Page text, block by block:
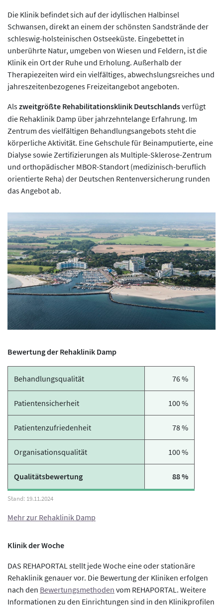
Die Klinik befindet sich auf der idyllischen Halbinsel
Schwansen, direkt an einem der schönsten Sandstrände der
schleswig-holsteinischen Ostseeküste. Eingebettet in
unberührte Natur, umgeben von Wiesen und Feldern, ist die
Klinik ein Ort der Ruhe und Erholung. Außerhalb der
Therapiezeiten wird ein vielfältiges, abwechslungsreiches und
jahreszeitenbezogenes Freizeitangebot angeboten.
Alszweitgrößte Rehabilitationsklinik Deutschlandsverfügt
die Rehaklinik Damp über jahrzehntelange Erfahrung. Im
Zentrum des vielfältigen Behandlungsangebots steht die
körperliche Aktivität. Eine Gehschule für Beinamputierte, eine
Dialyse sowie Zertifizierungen als Multiple-Sklerose-Zentrum
und orthopädischer MBOR-Standort (medizinisch-beruflich
orientierte Reha) der Deutschen Rentenversicherung runden
das Angebot ab.
Bewertung der Rehaklinik Damp
Behandlungsqualität 76 %
Patientensicherheit 100 %
Patientenzufriedenheit 78 %
Organisationsqualität 100 %
Qualitätsbewertung 88 %
Mehr zur Rehaklinik Damp
Klinik der Woche
DAS REHAPORTAL stellt jede Woche eine oder stationäre
Rehaklinik genauer vor. Die Bewertung der Kliniken erfolgen
nach den Bewertungsmethoden vom REHAPORTAL. Weitere
Informationen zu den Einrichtungen sind in den Klinikprofilen